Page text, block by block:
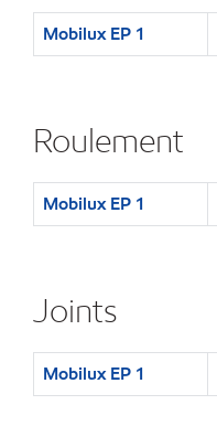
Mobilux EP 1
Roulement
Mobilux EP 1
Joints
Mobilux EP 1